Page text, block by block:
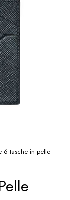
6 tasche in pelle